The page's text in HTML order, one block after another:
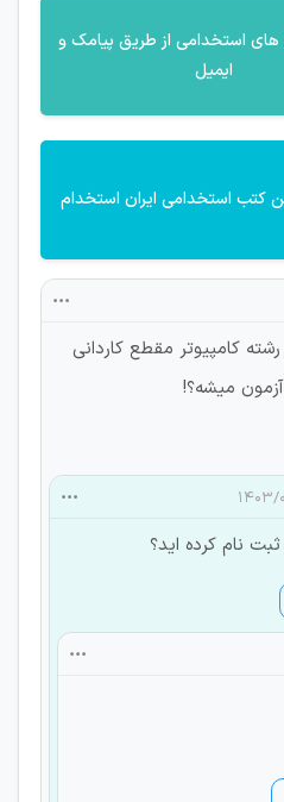
های استخدامی از طریق پیامک و
ایمیل
کتب استخدامی ایران استخدام
کامپیوتر مقطع کاردانی
میشه؟!
نام کرده اید؟